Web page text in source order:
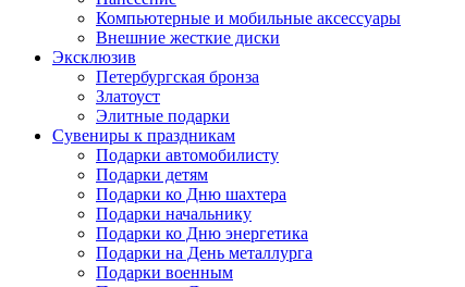
Компьютерные и мобильные аксессуары
Внешние жесткие диски
Эксклюзив
Петербургская бронза
Златоуст
Элитные подарки
Сувениры к праздникам
Подарки автомобилисту
Подарки детям
Подарки ко Дню шахтера
Подарки начальнику
Подарки ко Дню энергетика
Подарки на День металлурга
Подарки военным